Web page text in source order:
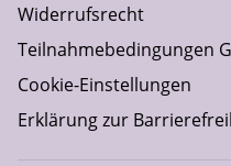
Widerrufsrecht
Teilnahmebedingungen
Cookie-Einstellungen
Erklärung zur